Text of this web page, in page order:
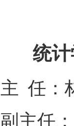
统
主 任：
副主任